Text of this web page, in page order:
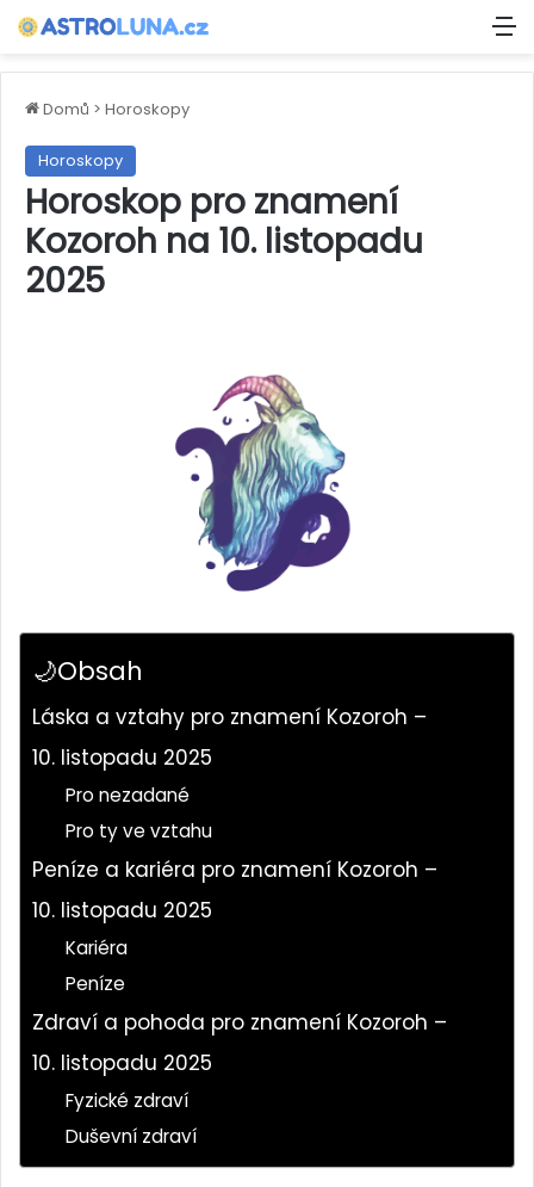
Domů > Horoskopy
Horoskopy
Horoskop pro znamení
Kozoroh na 10. listopadu
2025
🌙Obsah
Láska a vztahy pro znamení Kozoroh –
10. listopadu 2025
Pro nezadané
Pro ty ve vztahu
Peníze a kariéra pro znamení Kozoroh –
10. listopadu 2025
Kariéra
Peníze
Zdraví a pohoda pro znamení Kozoroh –
10. listopadu 2025
Fyzické zdraví
Duševní zdraví